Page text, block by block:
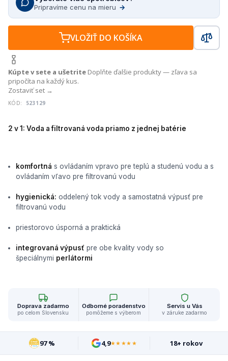
2 v 1: Voda a filtrovaná voda priamo z jednej batérie
komfortná s ovládaním vpravo pre teplú a studenú vodu a s
ovládaním vľavo pre filtrovanú vodu
hygienická: oddelený tok vody a samostatná výpusť pre
filtrovanú vodu
priestorovo úsporná a praktická
integrovaná výpusť pre obe kvality vody so
špeciálnymi perlátormi
Pripravíme cenu na mieru →
VLOŽIŤ DO KOŠÍKA
Kúpte v sete a ušetrite Doplňte ďalšie produkty — zľava sa
pripočíta na každý kus.
Zostaviť set →
KÓD: 523129
Doprava zadarmo
po celom Slovensku
Odborné poradenstvo
pomôžeme s výberom
Servis u Vás
v záruke zadarmo
97 % 4,9★★★★★ 18+ rokov